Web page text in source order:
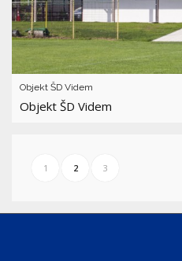
Objekt ŠD Videm
Objekt ŠD Videm
1 2 3